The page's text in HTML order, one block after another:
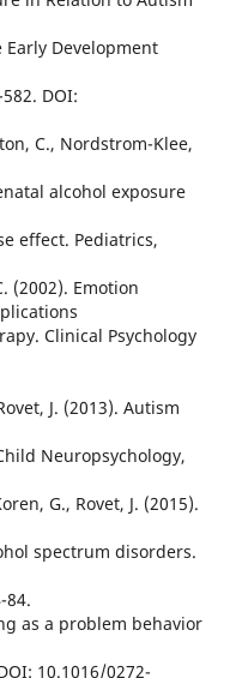
Development
DOI:
C., Nordstrom-Klee,
alcohol exposure
effect. Pediatrics,
(2002). Emotion
Clinical Psychology
J. (2013). Autism
Neuropsychology,
G., Rovet, J. (2015).
spectrum disorders.
84.
as a problem behavior
10.1016/0272-